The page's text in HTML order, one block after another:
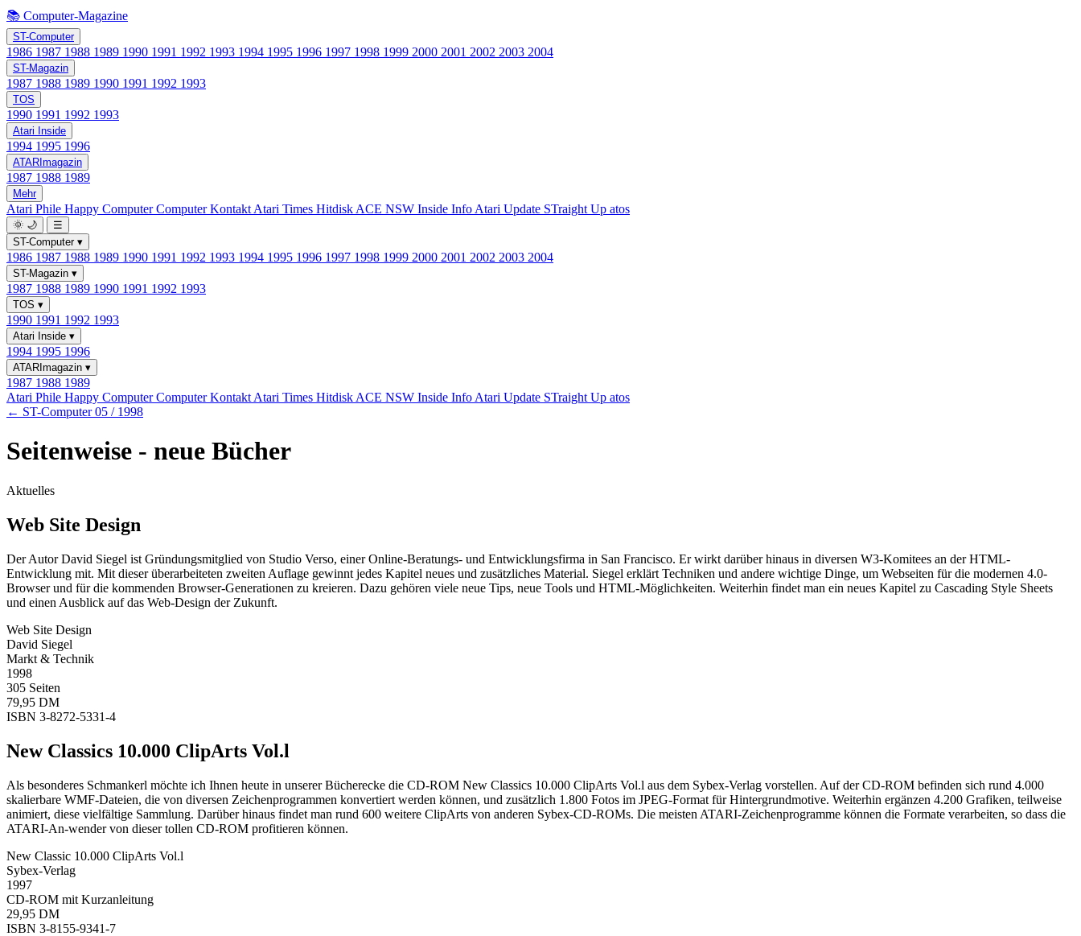
📚 Computer-Magazine
ST-Computer
1986 1987 1988 1989 1990 1991 1992 1993 1994 1995 1996 1997 1998 1999 2000 2001 2002 2003 2004
ST-Magazin
1987 1988 1989 1990 1991 1992 1993
TOS
1990 1991 1992 1993
Atari Inside
1994 1995 1996
ATARImagazin
1987 1988 1989
Mehr
Atari Phile Happy ComputerComputer Kontakt Atari Times Hitdisk ACE NSW Inside Info Atari Update STraight Up atos
🌞 🌙
☰
ST-Computer ▾
1986 1987 1988 1989 1990 1991 1992 1993 1994 1995 1996 1997 1998 1999 2000 2001 2002 2003 2004
ST-Magazin ▾
1987 1988 1989 1990 1991 1992 1993
TOS ▾
1990 1991 1992 1993
Atari Inside ▾
1994 1995 1996
ATARImagazin ▾
1987 1988 1989
Atari Phile Happy ComputerComputer Kontakt Atari Times Hitdisk ACE NSW Inside Info Atari Update STraight Up atos
← ST-Computer 05 / 1998
Seitenweise - neue Bücher
Aktuelles
Web Site Design
Der Autor David Siegel ist Gründungsmitglied von Studio Verso, einer Online-Beratungs- und Entwicklungsfirma in San Francisco. Er wirkt darüber hinaus in diversen W3-Komitees an der HTML-
Entwicklung mit. Mit dieser überarbeiteten zweiten Auflage gewinnt jedes Kapitel neues und zusätzliches Material. Siegel erklärt Techniken und andere wichtige Dinge, um Webseiten für die modernen 4.0-
Browser und für die kommenden Browser-Generationen zu kreieren. Dazu gehören viele neue Tips, neue Tools und HTML-Möglichkeiten. Weiterhin findet man ein neues Kapitel zu Cascading Style Sheets
und einen Ausblick auf das Web-Design der Zukunft.
Web Site Design
David Siegel
Markt & Technik
1998
305 Seiten
79,95 DM
ISBN 3-8272-5331-4
New Classics 10.000 ClipArts Vol.l
Als besonderes Schmankerl möchte ich Ihnen heute in unserer Bücherecke die CD-ROM New Classics 10.000 ClipArts Vol.l aus dem Sybex-Verlag vorstellen. Auf der CD-ROM befinden sich rund 4.000
skalierbare WMF-Dateien, die von diversen Zeichenprogrammen konvertiert werden können, und zusätzlich 1.800 Fotos im JPEG-Format für Hintergrundmotive. Weiterhin ergänzen 4.200 Grafiken, teilweise
animiert, diese vielfältige Sammlung. Darüber hinaus findet man rund 600 weitere ClipArts von anderen Sybex-CD-ROMs. Die meisten ATARI-Zeichenprogramme können die Formate verarbeiten, so dass die
ATARI-An-wender von dieser tollen CD-ROM profitieren können.
New Classic 10.000 ClipArts Vol.l
Sybex-Verlag
1997
CD-ROM mit Kurzanleitung
29,95 DM
ISBN 3-8155-9341-7